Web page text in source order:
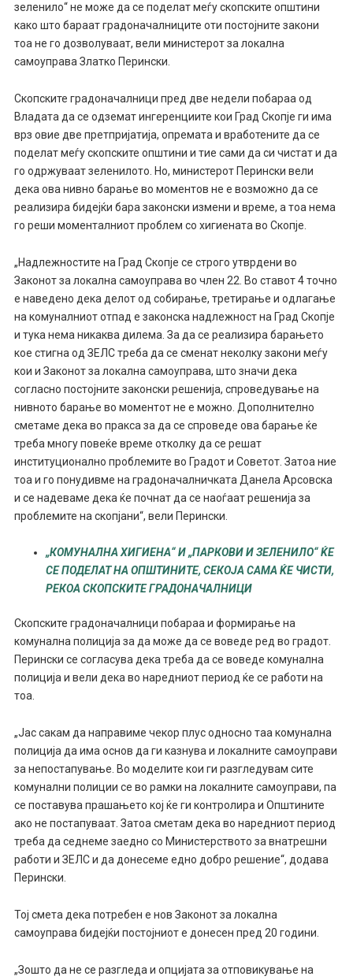
зеленило“ не може да се поделат меѓу скопските општини
како што бараат градоначалниците оти постојните закони
тоа не го дозволуваат, вели министерот за локална
самоуправа Златко Перински.
Скопските градоначалници пред две недели побараа од
Владата да се одземат ингеренциите кои Град Скопје ги има
врз овие две претпријатија, опремата и вработените да се
поделат меѓу скопските општини и тие сами да си чистат и да
го одржуваат зеленилото. Но, министерот Перински вели
дека ова нивно барање во моментов не е возможно да се
реализира бидејќи бара законски измени и време, а тоа нема
го реши моменталниот проблем со хигиената во Скопје.
„Надлежностите на Град Скопје се строго утврдени во
Законот за локална самоуправа во член 22. Во ставот 4 точно
е наведено дека делот од собирање, третирање и одлагање
на комуналниот отпад е законска надлежност на Град Скопје
и тука нема никаква дилема. За да се реализира барањето
кое стигна од ЗЕЛС треба да се сменат неколку закони меѓу
кои и Законот за локална самоуправа, што значи дека
согласно постојните законски решенија, спроведување на
нивното барање во моментот не е можно. Дополнително
сметаме дека во пракса за да се спроведе ова барање ќе
треба многу повеќе време отколку да се решат
институционално проблемите во Градот и Советот. Затоа ние
тоа и го понудивме на градоначалничката Данела Арсовска
и се надеваме дека ќе почнат да се наоѓаат решенија за
проблемите на скопјани“, вели Перински.
„КОМУНАЛНА ХИГИЕНА“ И „ПАРКОВИ И ЗЕЛЕНИЛО“ ЌЕ
СЕ ПОДЕЛАТ НА ОПШТИНИТЕ, СЕКОЈА САМА ЌЕ ЧИСТИ,
РЕКОА СКОПСКИТЕ ГРАДОНАЧАЛНИЦИ
Скопските градоначалници побараа и формирање на
комунална полиција за да може да се воведе ред во градот.
Перински се согласува дека треба да се воведе комунална
полиција и вели дека во наредниот период ќе се работи на
тоа.
„Јас сакам да направиме чекор плус односно таа комунална
полиција да има основ да ги казнува и локалните самоуправи
за непостапување. Во моделите кои ги разгледувам сите
комунални полиции се во рамки на локалните самоуправи, па
се поставува прашањето кој ќе ги контролира и Општините
ако не постапуваат. Затоа сметам дека во наредниот период
треба да седнеме заедно со Министерството за внатрешни
работи и ЗЕЛС и да донесеме едно добро решение“, додава
Перински.
Тој смета дека потребен е нов Законот за локална
самоуправа бидејќи постојниот е донесен пред 20 години.
„Зошто да не се разгледа и опцијата за отповикување на